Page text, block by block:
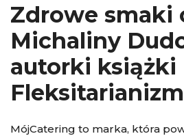
Zdrowe smaki
Michaliny
autorki książki
Fleksitarianizm
MójCatering to marka, która